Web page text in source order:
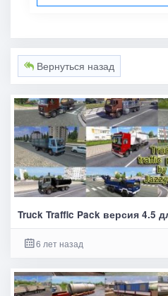
Вернуться назад
Truck Traffic Pack версия 4.5
6 лет назад